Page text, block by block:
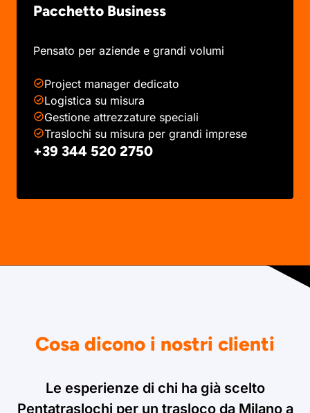
Pacchetto Business
Pensato per aziende e grandi volumi
Project manager dedicato
Logistica su misura
Gestione attrezzature speciali
Traslochi su misura per grandi imprese
+39 344 520 2750
Cosa dicono i nostri clienti
Le esperienze di chi ha già scelto
Pentatraslochi per un trasloco da Milano a